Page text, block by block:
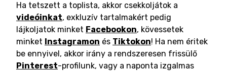
Ha tetszett a toplista, akkor csekkoljátok a
videóinkat, exkluzív tartalmakért pedig
lájkoljatok minket Facebookon, kövessetek
minket Instagramon és Tiktokon! Ha nem éritek
be ennyivel, akkor irány a rendszeresen frissülő
Pinterest-profilunk, vagy a naponta izgalmas